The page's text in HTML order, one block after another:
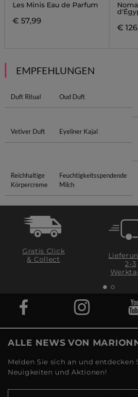
Les Minis Eau de Parfum
€ 57,99
€
EMPFEHLUNGEN
Duft Ritual Oud Duft
Vetiver Duft Eyeliner Kajal
Reichhaltige
Körpercreme
Feuchtigkeitsspendende
Milch
Gratis Click
& Collect
2-3
ALLE NEWS VON
Melden Sie sich an und entdecken
Neuigkeiten und Aktionen!